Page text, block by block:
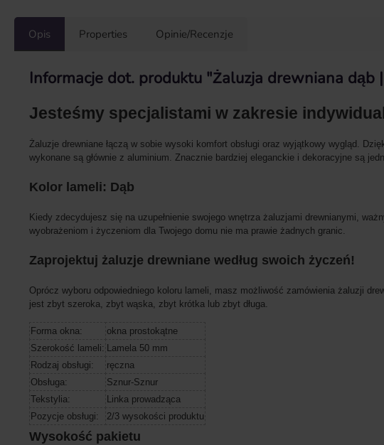
Opis Properties Opinie/Recenzje
Informacje dot. produktu "Żaluzja drewniana dąb
Jesteśmy specjalistami w zakresie
Żaluzje drewniane łączą w sobie wysoki komfort obsługi oraz wyjątkowy wygląd.
wykonane są głównie z aluminium. Znacznie bardziej eleganckie i dekoracyjne są
Kolor lameli: Dąb
Kiedy zdecydujesz się na uzupełnienie swojego wnętrza żaluzjami drewnianymi,
wyobrażeniom i życzeniom dla Twojego domu nie ma prawie żadnych granic.
Zaprojektuj żaluzje drewniane według swoich życzeń!
Oprócz wyboru odpowiedniego koloru lameli, masz możliwość zamówienia żaluzji
jest zbyt szeroka, zbyt wąska, zbyt krótka lub zbyt długa.
Forma okna:
okna prostokątne
Szerokość lameli: Lamela 50 mm
Rodzaj obsługi:
ręczna
Obsługa:
Sznur-Sznur
Tekstylia:
Linka prowadząca
Pozycje obsługi:
2/3 wysokości produktu
Wysokość pakietu